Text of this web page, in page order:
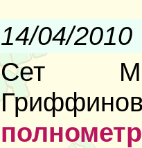
14/04/2010
Сет